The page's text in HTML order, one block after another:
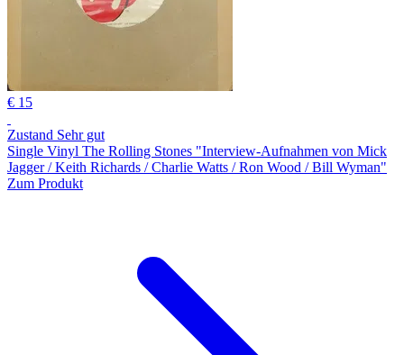
€ 15
Zustand Sehr gut
Single Vinyl The Rolling Stones "Interview-Aufnahmen von Mick
Jagger / Keith Richards / Charlie Watts / Ron Wood / Bill Wyman"
Zum Produkt